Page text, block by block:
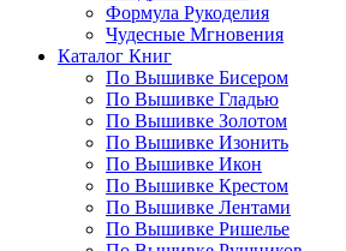
Формула Рукоделия
Чудесные Мгновения
Каталог Книг
По Вышивке Бисером
По Вышивке Гладью
По Вышивке Золотом
По Вышивке Изонить
По Вышивке Икон
По Вышивке Крестом
По Вышивке Лентами
По Вышивке Ришелье